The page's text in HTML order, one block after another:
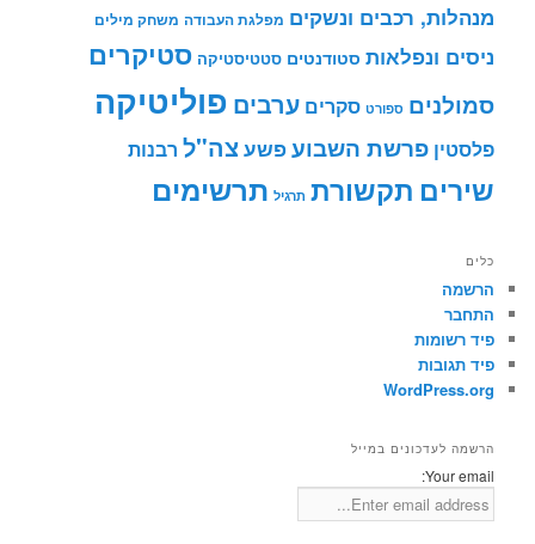
מנהלות, רכבים ונשקים מפלגת העבודה משחק מילים
ניסים ונפלאות סטודנטים סטטיסטיקה סטיקרים
סמולנים ספורט סקרים ערבים פוליטיקה
פלסטין פרשת השבועפשעצה"ל רבנות
שירים תקשורת תרגיל תרשימים
כלים
הרשמה
התחבר
פיד רשומות
פיד תגובות
WordPress.org
הרשמה לעדכונים במייל
Your email: